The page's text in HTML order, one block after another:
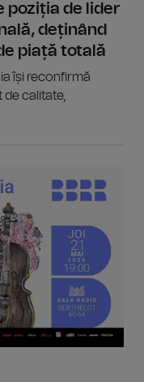
poziția de lider
deținând
piață totală
își reconfirmă
de calitate,